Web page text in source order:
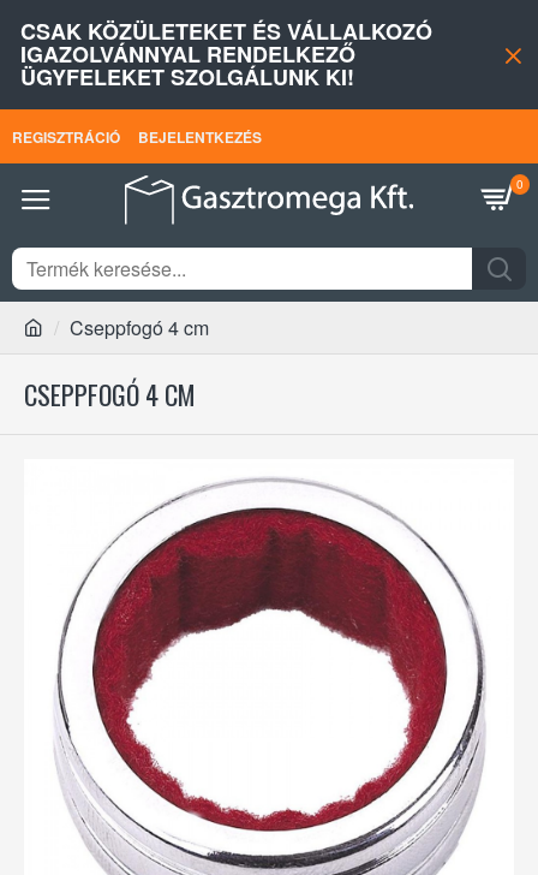
CSAK KÖZÜLETEKET ÉS VÁLLALKOZÓ
IGAZOLVÁNNYAL RENDELKEZŐ
ÜGYFELEKET SZOLGÁLUNK KI!
REGISZTRÁCIÓ BEJELENTKEZÉS
0
Cseppfogó 4 cm
CSEPPFOGÓ 4 CM